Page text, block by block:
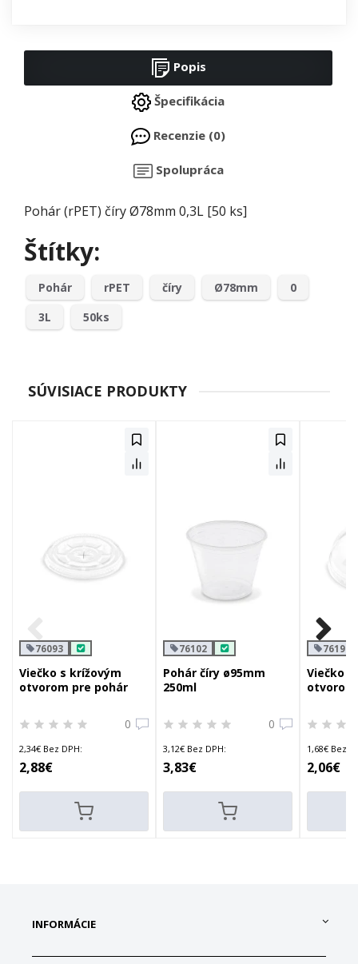
Popis
Špecifikácia
Recenzie (0)
Spolupráca
Pohár (rPET) číry Ø78mm 0,3L [50 ks]
Štítky:
Pohár rPET číry Ø78mm
0
3L
50ks
SÚVISIACE PRODUKTY
76093
Viečko s krížovým
otvorom pre pohár
0
2,34€ Bez DPH:
2,88€
76102
Pohár číry ø95mm
250ml
0
3,12€ Bez DPH:
3,83€
76196
Viečko
1,68€ Bez
2,06€
INFORMÁCIE